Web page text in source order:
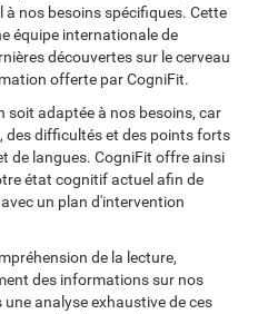
nos besoins spécifiques. Cette
équipe internationale de
découvertes sur le cerveau
offerte par CogniFit.
adaptée à nos besoins, car
des difficultés et des points forts
de langues. CogniFit offre ainsi
état cognitif actuel afin de
un plan d'intervention
de la lecture,
des informations sur nos
analyse exhaustive de ces